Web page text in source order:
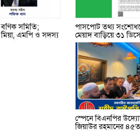
সমিতি;
এমপি ও সদস্য
পাসপোর্ট তথ্য
মেয়াদ বাড়িয়ে ৩১
স্পেনে বিএনপির
জিয়াউর রহমানের